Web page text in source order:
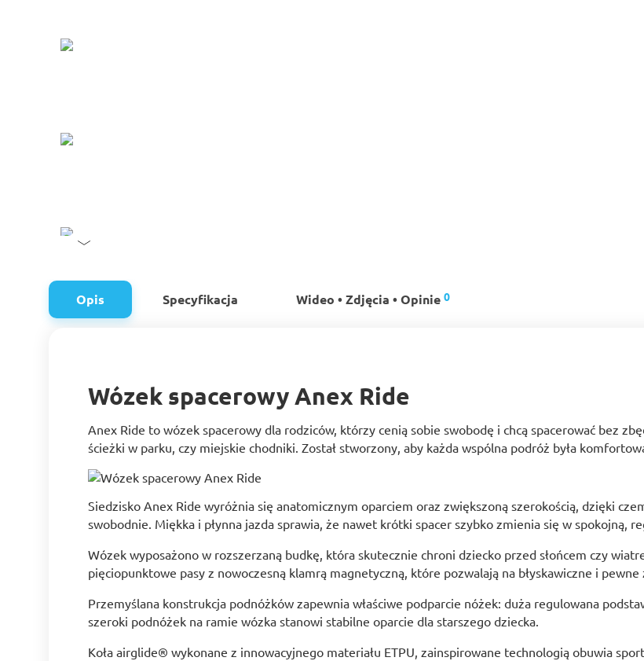
Opis Specyfikacja Wideo • Zdjęcia • Opinie 0
Wózek spacerowy Anex Ride
Anex Ride to wózek spacerowy dla rodziców, którzy cenią sobie swobodę i chcą spacerować bez
ścieżki w parku, czy miejskie chodniki. Został stworzony, aby każda wspólna podróż była
Siedzisko Anex Ride wyróżnia się anatomicznym oparciem oraz zwiększoną szerokością, dzięki
swobodnie. Miękka i płynna jazda sprawia, że nawet krótki spacer szybko zmienia się w spokojną,
Wózek wyposażono w rozszerzaną budkę, która skutecznie chroni dziecko przed słońcem czy
pięciopunktowe pasy z nowoczesną klamrą magnetyczną, które pozwalają na błyskawiczne i pewne
Przemyślana konstrukcja podnóżków zapewnia właściwe podparcie nóżek: duża regulowana
szeroki podnóżek na ramie wózka stanowi stabilne oparcie dla starszego dziecka.
Koła airglide® wykonane z innowacyjnego materiału ETPU, zainspirowane technologią obuwia